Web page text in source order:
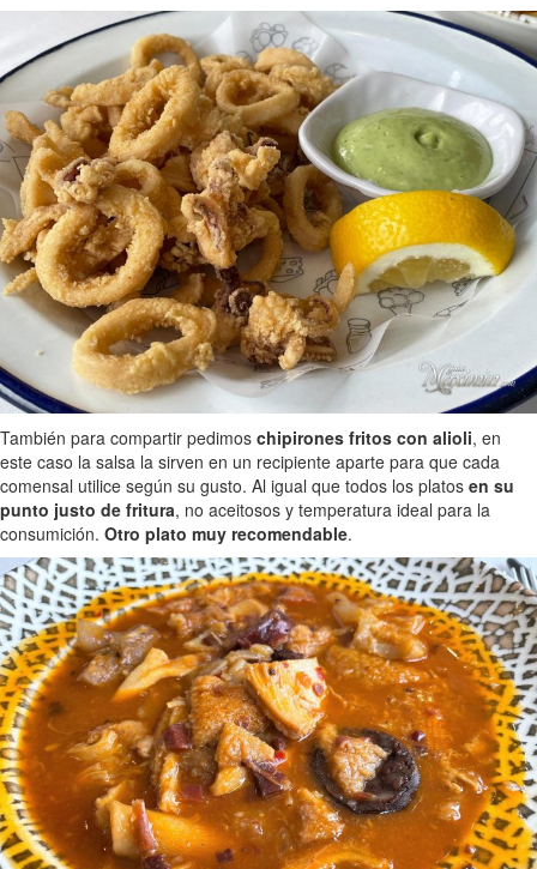
También para compartir pedimos chipirones fritos con alioli, en
este caso la salsa la sirven en un recipiente aparte para que cada
comensal utilice según su gusto. Al igual que todos los platos en su
punto justo de fritura, no aceitosos y temperatura ideal para la
consumición. Otro plato muy recomendable.